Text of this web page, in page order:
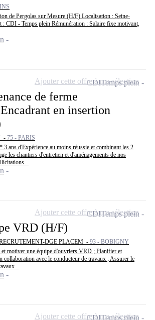
de Pergolas sur Mesure (H/F) Localisation : Seine-
: CDI - Temps plein Rémunération : Salaire fixe motivant,
de ferme
en insertion
- 75 - PARIS
ans d'Expérience au moins réussie et combinant les 2
les chantiers d'entretien et d'aménagements de nos
CDITemps plein
Ajouter cette offre à ma sélection
VRD (H/F)
DGE PLACEM - 93 - BOBIGNY
et motiver une équipe d'ouvriers VRD ; Planifier et
collaboration avec le conducteur de travaux ; Assurer le
CDITemps plein
Ajouter cette offre à ma sélection
CDITemps plein
Ajouter cette offre à ma sélection